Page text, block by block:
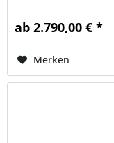
ab 2.790,00 € *
Merken